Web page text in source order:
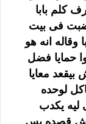
كلم بابا
فى بيت
وقاله انه هو
حمايا فضل
معايا
لوحده
يكدب